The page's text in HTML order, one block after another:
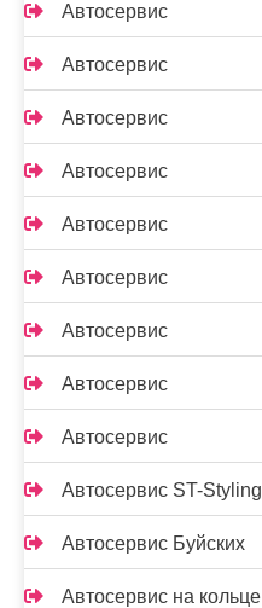
Автосервис
Автосервис
Автосервис
Автосервис
Автосервис
Автосервис
Автосервис
Автосервис
Автосервис
Автосервис ST-Styling
Автосервис Буйских
Автосервис на кольце